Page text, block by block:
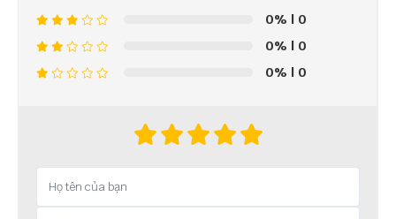
0% | 0
0% | 0
0% | 0